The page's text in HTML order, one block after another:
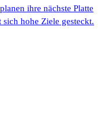
ihre nächste Platte
hohe Ziele gesteckt.